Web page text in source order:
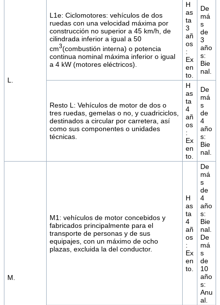
L.
L1e: Ciclomotores: vehículos de dos
ruedas con una velocidad máxima por
construcción no superior a 45 km/h, de
cilindrada inferior a igual a 50
cm3(combustión interna) o potencia
continua nominal máxima inferior o igual
a 4 kW (motores eléctricos).
H
as
ta
3
añ
os
:
Ex
en
to.
De
má
s
de
3
año
s:
Bie
nal.
Resto L: Vehículos de motor de dos o
tres ruedas, gemelas o no, y cuadriciclos,
destinados a circular por carretera, así
como sus componentes o unidades
técnicas.
H
as
ta
4
añ
os
:
Ex
en
to.
De
má
s
de
4
año
s:
Bie
nal.
M.
M1: vehículos de motor concebidos y
fabricados principalmente para el
transporte de personas y de sus
equipajes, con un máximo de ocho
plazas, excluida la del conductor.
H
as
ta
4
añ
os
:
Ex
en
to.
De
má
s
de
4
año
s:
Bie
nal.
De
má
s
de
10
año
s:
Anu
al.